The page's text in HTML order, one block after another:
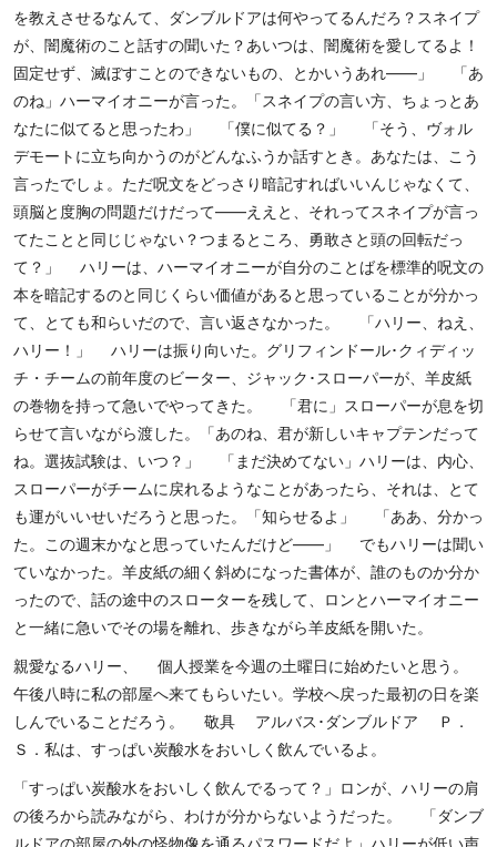
を教えさせるなんて、ダンブルドアは何やってるんだろ？スネイプ
が、闇魔術のこと話すの聞いた？あいつは、闇魔術を愛してるよ！
固定せず、滅ぼすことのできないもの、とかいうあれ――」 「あ
のね」ハーマイオニーが言った。「スネイプの言い方、ちょっとあ
なたに似てると思ったわ」 「僕に似てる？」 「そう、ヴォル
デモートに立ち向かうのがどんなふうか話すとき。あなたは、こう
言ったでしょ。ただ呪文をどっさり暗記すればいいんじゃなくて、
頭脳と度胸の問題だけだって――ええと、それってスネイプが言っ
てたことと同じじゃない？つまるところ、勇敢さと頭の回転だっ
て？」 ハリーは、ハーマイオニーが自分のことばを標準的呪文の
本を暗記するのと同じくらい価値があると思っていることが分かっ
て、とても和らいだので、言い返さなかった。 「ハリー、ねえ、
ハリー！」 ハリーは振り向いた。グリフィンドール･クィディッ
チ・チームの前年度のビーター、ジャック･スローパーが、羊皮紙
の巻物を持って急いでやってきた。 「君に」スローパーが息を切
らせて言いながら渡した。「あのね、君が新しいキャプテンだって
ね。選抜試験は、いつ？」 「まだ決めてない」ハリーは、内心、
スローパーがチームに戻れるようなことがあったら、それは、とて
も運がいいせいだろうと思った。「知らせるよ」 「ああ、分かっ
た。この週末かなと思っていたんだけど――」 でもハリーは聞い
ていなかった。羊皮紙の細く斜めになった書体が、誰のものか分か
ったので、話の途中のスローターを残して、ロンとハーマイオニー
と一緒に急いでその場を離れ、歩きながら羊皮紙を開いた。
親愛なるハリー、 個人授業を今週の土曜日に始めたいと思う。
午後八時に私の部屋へ来てもらいたい。学校へ戻った最初の日を楽
しんでいることだろう。 敬具 アルバス･ダンブルドア Ｐ．
Ｓ．私は、すっぱい炭酸水をおいしく飲んでいるよ。
「すっぱい炭酸水をおいしく飲んでるって？」ロンが、ハリーの肩
の後ろから読みながら、わけが分からないようだった。 「ダンブ
ルドアの部屋の外の怪物像を通るパスワードだよ」ハリーが低い声